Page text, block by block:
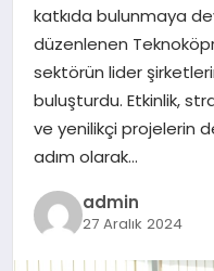
katkıda bulunmaya
düzenlenen
sektörün lider
buluşturdu. Etkinlik,
ve yenilikçi projelerin
adım olarak…
admin
27 Aralık 2024